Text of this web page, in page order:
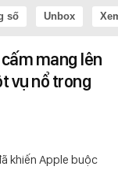
số Unbox
mang lên
vụ nổ trong
khiến Apple buộc